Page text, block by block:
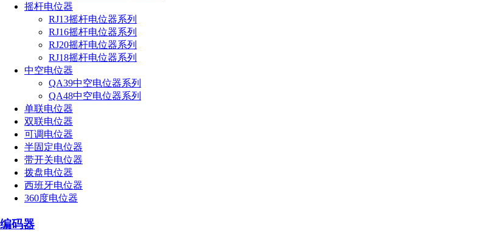
摇杆电位器
RJ13摇杆电位器系列
RJ16摇杆电位器系列
RJ20摇杆电位器系列
RJ18摇杆电位器系列
中空电位器
QA39中空电位器系列
QA48中空电位器系列
单联电位器
双联电位器
可调电位器
半固定电位器
带开关电位器
拨盘电位器
西班牙电位器
360度电位器
编码器